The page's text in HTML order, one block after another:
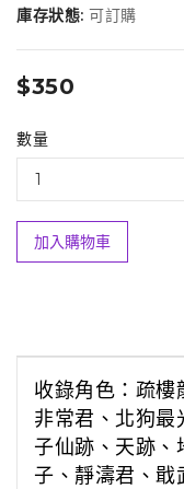
庫存狀態: 可訂購
$350
數量
加入購物車
收錄角色：疏樓
非常君、北狗最
子仙跡、天跡、
子、靜濤君、戢